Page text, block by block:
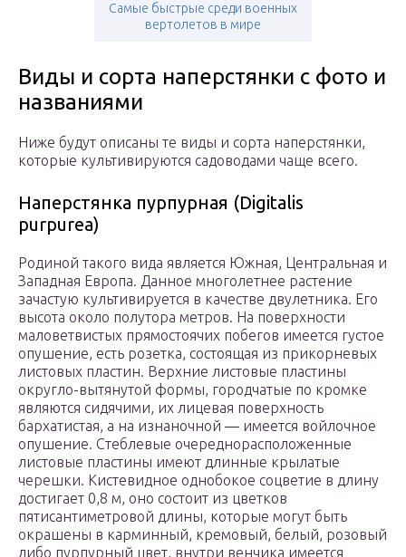
Самые быстрые среди военных
вертолетов в мире
Виды и сорта наперстянки с фото и
названиями
Ниже будут описаны те виды и сорта наперстянки,
которые культивируются садоводами чаще всего.
Наперстянка пурпурная (Digitalis
purpurea)
Родиной такого вида является Южная, Центральная и
Западная Европа. Данное многолетнее растение
зачастую культивируется в качестве двулетника. Его
высота около полутора метров. На поверхности
маловетвистых прямостоячих побегов имеется густое
опушение, есть розетка, состоящая из прикорневых
листовых пластин. Верхние листовые пластины
округло-вытянутой формы, городчатые по кромке
являются сидячими, их лицевая поверхность
бархатистая, а на изнаночной ― имеется войлочное
опушение. Стеблевые очереднорасположенные
листовые пластины имеют длинные крылатые
черешки. Кистевидное однобокое соцветие в длину
достигает 0,8 м, оно состоит из цветков
пятисантиметровой длины, которые могут быть
окрашены в карминный, кремовый, белый, розовый
либо пурпурный цвет, внутри венчика имеется